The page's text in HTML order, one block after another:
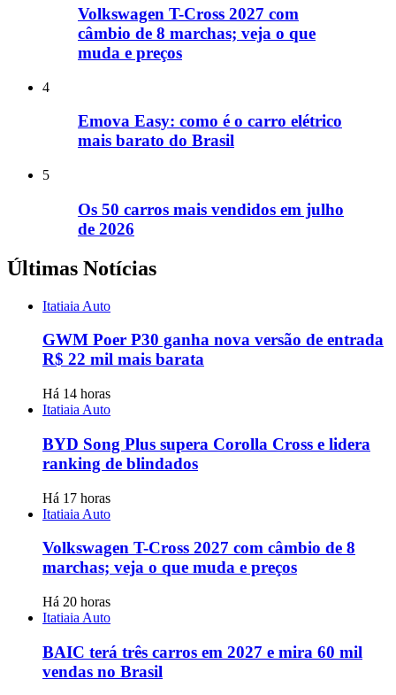
Volkswagen T-Cross 2027 com
câmbio de 8 marchas; veja o que
muda e preços
4
Emova Easy: como é o carro elétrico
mais barato do Brasil
5
Os 50 carros mais vendidos em julho
de 2026
Últimas Notícias
Itatiaia Auto
GWM Poer P30 ganha nova versão de entrada
R$ 22 mil mais barata
Há 14 horas
Itatiaia Auto
BYD Song Plus supera Corolla Cross e lidera
ranking de blindados
Há 17 horas
Itatiaia Auto
Volkswagen T-Cross 2027 com câmbio de 8
marchas; veja o que muda e preços
Há 20 horas
Itatiaia Auto
BAIC terá três carros em 2027 e mira 60 mil
vendas no Brasil